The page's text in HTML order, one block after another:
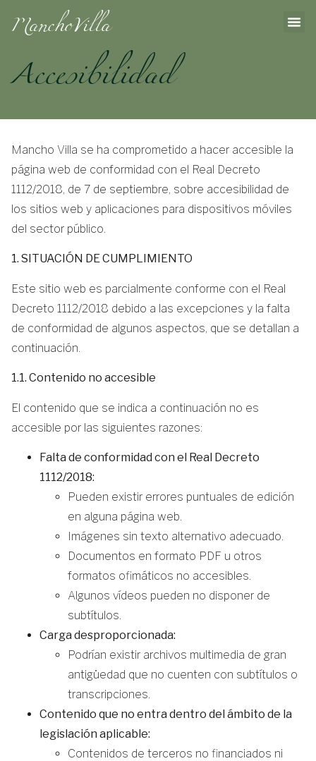
ManchoVilla
Accesibilidad
Mancho Villa se ha comprometido a hacer accesible la
página web de conformidad con el Real Decreto
1112/2018, de 7 de septiembre, sobre accesibilidad de
los sitios web y aplicaciones para dispositivos móviles
del sector público.
1. SITUACIÓN DE CUMPLIMIENTO
Este sitio web es parcialmente conforme con el Real
Decreto 1112/2018 debido a las excepciones y la falta
de conformidad de algunos aspectos, que se detallan a
continuación.
1.1. Contenido no accesible
El contenido que se indica a continuación no es
accesible por las siguientes razones:
Falta de conformidad con el Real Decreto
1112/2018:
Pueden existir errores puntuales de edición
en alguna página web.
Imágenes sin texto alternativo adecuado.
Documentos en formato PDF u otros
formatos ofimáticos no accesibles.
Algunos vídeos pueden no disponer de
subtítulos.
Carga desproporcionada:
Podrían existir archivos multimedia de gran
antigüedad que no cuenten con subtítulos o
transcripciones.
Contenido que no entra dentro del ámbito de la
legislación aplicable:
Contenidos de terceros no financiados ni